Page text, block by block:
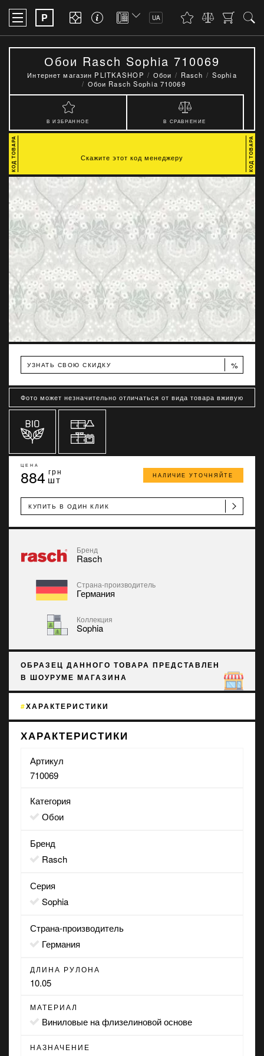
P UA
Обои Rasch Sophia 710069
Интернет магазин PLITKASHOP Обои Rasch
Sophia
Обои Rasch Sophia 710069
В ИЗБРАННОЕ В СРАВНЕНИЕ
УЗНАТЬ СВОЮ СКИДКУ %
Фото может незначительно отличаться от вида товара вживую
ЦЕНА
884 грн
шт НАЛИЧИЕ УТОЧНЯЙТЕ
КУПИТЬ В ОДИН КЛИК
Бренд
Rasch
Страна-производитель
Германия
Коллекция
Sophia
ОБРАЗЕЦ ДАННОГО ТОВАРА ПРЕДСТАВЛЕН
В ШОУРУМЕ МАГАЗИНА
ХАРАКТЕРИСТИКИ
ХАРАКТЕРИСТИКИ
Артикул
710069
Категория
Обои
Бренд
Rasch
Серия
Sophia
Страна-производитель
Германия
ДЛИНА РУЛОНА
10.05
МАТЕРИАЛ
виниловые на флизелиновой основе
НАЗНАЧЕНИЕ
Скажите этот код менеджеру